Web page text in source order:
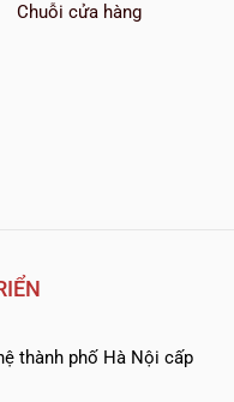
Chuỗi cửa hàng
thành phố Hà Nội cấp